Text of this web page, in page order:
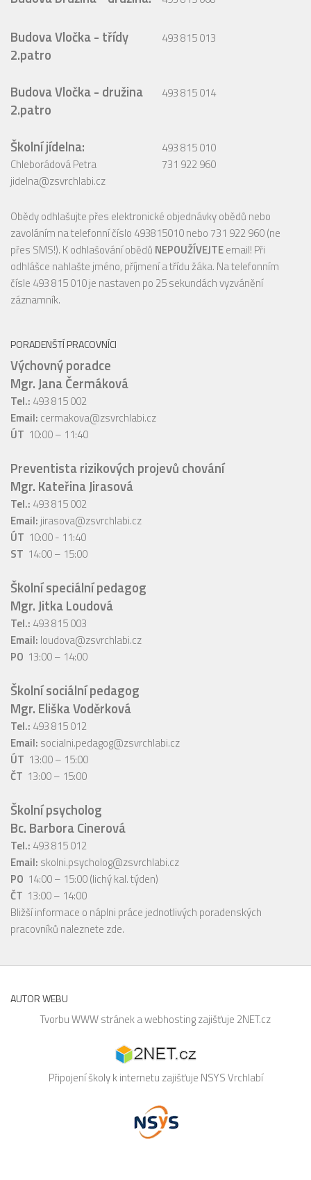
Budova Vločka - třídy
2.patro
493 815 013
Budova Vločka - družina
2.patro
493 815 014
Školní jídelna:
Chleborádová Petra
jidelna@zsvrchlabi.cz
493 815 010
731 922 960
Obědy odhlašujte přes elektronické objednávky obědů nebo
zavoláním na telefonní číslo 493815010 nebo 731 922 960 (ne
přes SMS!). K odhlašování obědů NEPOUŽÍVEJTEemail! Při
odhlášce nahlašte jméno, příjmení a třídu žáka. Na telefonním
čísle 493 815 010 je nastaven po 25 sekundách vyzvánění
záznamník.
PORADENŠTÍ PRACOVNÍCI
Výchovný poradce
Mgr. Jana Čermáková
Tel.: 493 815 002
Email: cermakova@zsvrchlabi.cz
ÚT 10:00 – 11:40
Preventista rizikových projevů chování
Mgr. Kateřina Jirasová
Tel.: 493 815 002
Email: jirasova@zsvrchlabi.cz
ÚT 10:00 - 11:40
ST 14:00 – 15:00
Školní speciální pedagog
Mgr. Jitka Loudová
Tel.: 493 815 003
Email: loudova@zsvrchlabi.cz
PO 13:00 – 14:00
Školní sociální pedagog
Mgr. Eliška Voděrková
Tel.: 493 815 012
Email: socialni.pedagog@zsvrchlabi.cz
ÚT 13:00 – 15:00
ČT 13:00 – 15:00
Školní psycholog
Bc. Barbora Cinerová
Tel.: 493 815 012
Email: skolni.psycholog@zsvrchlabi.cz
PO 14:00 – 15:00 (lichý kal. týden)
ČT 13:00 – 14:00
Bližší informace o náplni práce jednotlivých poradenských
pracovníků naleznete zde.
AUTOR WEBU
Tvorbu WWW stránek a webhosting zajišťuje 2NET.cz
Připojení školy k internetu zajišťuje NSYSVrchlabí